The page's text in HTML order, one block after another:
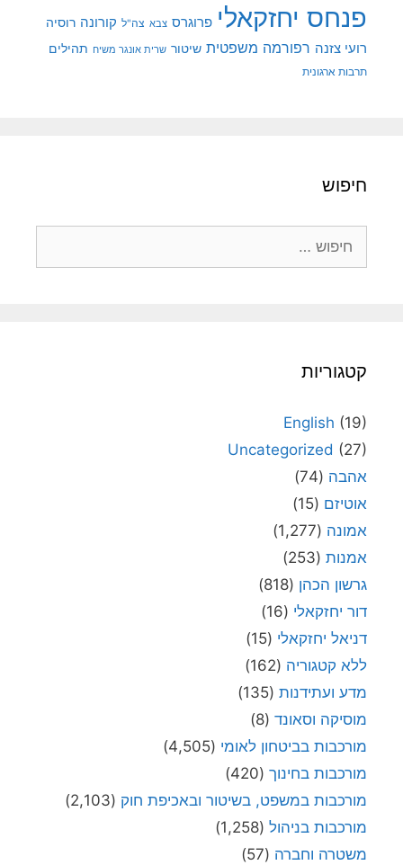
פנחס יחזקאלי פרוגרס צבא צה"ל קורונה רוסיה
רועי צזנה רפורמה משפטית שיטור שרית אונגר משיח תהילים
תרבות ארגונית
חיפוש
קטגוריות
English (19)
Uncategorized (27)
אהבה (74)
אוטיזם (15)
אמונה (1,277)
אמנות (253)
גרשון הכהן (818)
דור יחזקאלי (16)
דניאל יחזקאלי (15)
ללא קטגוריה (162)
מדע ועתידנות (135)
מוסיקה וסאונד (8)
מורכבות בביטחון לאומי (4,505)
מורכבות בחינוך (420)
מורכבות במשפט, בשיטור ובאכיפת חוק (2,103)
מורכבות בניהול (1,258)
משטרה וחברה (57)